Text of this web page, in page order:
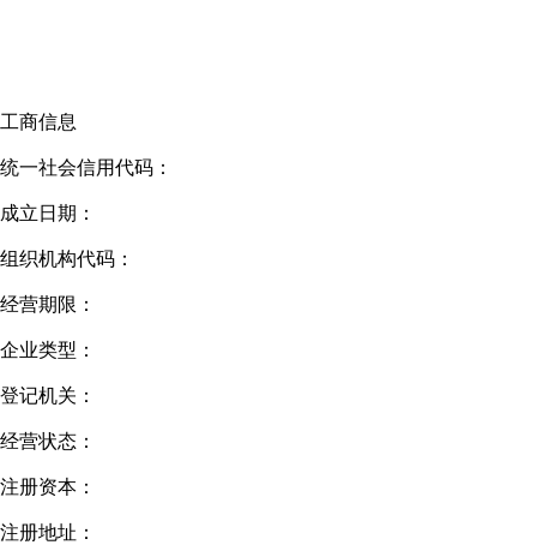
工商信息
统一社会信用代码：
成立日期：
组织机构代码：
经营期限：
企业类型：
登记机关：
经营状态：
注册资本：
注册地址：